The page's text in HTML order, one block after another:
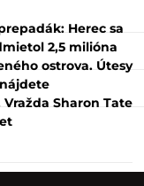
Herec sa
2,5 milióna
ostrova. Útesy
Sharon Tate